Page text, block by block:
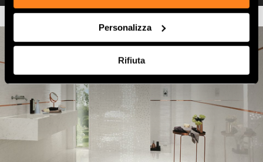
Personalizza
Rifiuta